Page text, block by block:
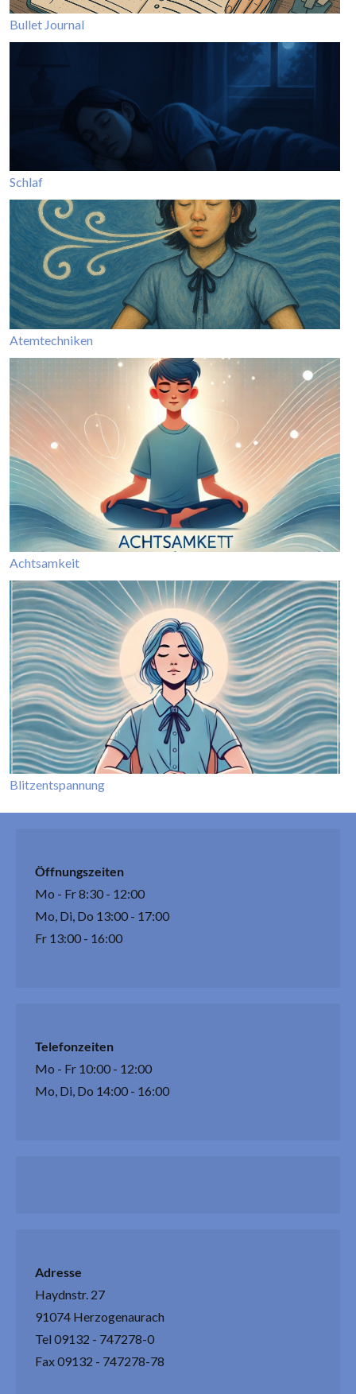
Bullet Journal
Schlaf
Atemtechniken
Achtsamkeit
Blitzentspannung
Öffnungszeiten
Mo - Fr 8:30 - 12:00
Mo, Di, Do 13:00 - 17:00
Fr 13:00 - 16:00
Telefonzeiten
Mo - Fr 10:00 - 12:00
Mo, Di, Do 14:00 - 16:00
Adresse
Haydnstr. 27
91074 Herzogenaurach
Tel 09132 - 747278-0
Fax 09132 - 747278-78